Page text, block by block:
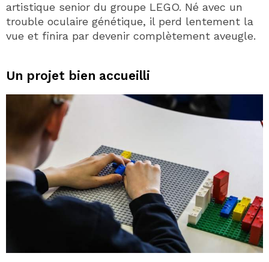
artistique senior du groupe LEGO. Né avec un
trouble oculaire génétique, il perd lentement la
vue et finira par devenir complètement aveugle.
Un projet bien accueilli